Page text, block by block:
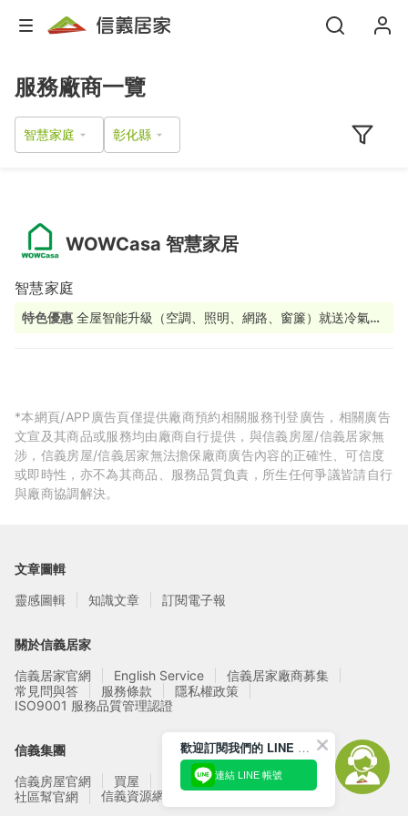
服務廠商一覽
智慧家庭
WOWCasa 智慧家居
智慧家庭
特色優惠 全屋智能升級（空調、照明、網路、窗簾）就送冷氣控
*本網頁/APP廣告頁僅提供廠商預約相關服務刊登廣告，相關廣告
文宣及其商品或服務均由廠商自行提供，與信義房屋/信義居家無
涉，信義房屋/信義居家無法擔保廠商廣告內容的正確性、可信度
或即時性，亦不為其商品、服務品質負責，所生任何爭議皆請自行
與廠商協調解決。
文章圖輯
靈感圖輯
知識文章 訂閱電子報
關於信義居家
信義居家官網
English Service
信義居家廠商募集
常見問與答
服務條款
隱私權政策
ISO9001 服務品質管理認證
信義集團
信義房屋官網
買屋 租屋
實價登錄
社區幫官網
信義資源網站
歡迎訂閱我們的 LINE 官方帳號
連結 LINE 帳號